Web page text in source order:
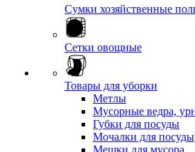
Сумки хозяйственные
Сетки овощные
Товары для уборки
Метлы
Мусорные ведра,
Губки для посуды
Мочалки для посуды
Мешки для мусора